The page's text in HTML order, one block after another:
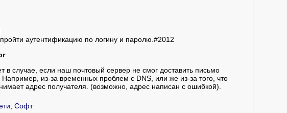
аутентификацию по логину и паролю.#2012
в случае, если наш почтовый сервер не смог доставить письмо
из-за временных проблем с DNS, или же из-за того, что
адрес получателя. (возможно, адрес написан с ошибкой).
Софт